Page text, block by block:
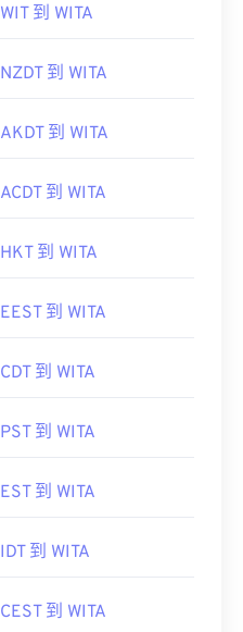
WIT 到 WITA
NZDT 到 WITA
AKDT 到 WITA
ACDT 到 WITA
HKT 到 WITA
EEST 到 WITA
CDT 到 WITA
PST 到 WITA
EST 到 WITA
IDT 到 WITA
CEST 到 WITA